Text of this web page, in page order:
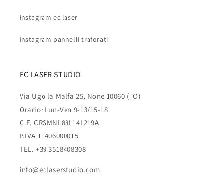
instagram ec laser
instagram pannelli traforati
EC LASER STUDIO
Via Ugo la Malfa 25, None 10060 (TO)
Orario: Lun-Ven 9-13/15-18
C.F. CRSMNL88L14L219A
P.IVA 11406000015
TEL. +39 3518408308
info@eclaserstudio.com